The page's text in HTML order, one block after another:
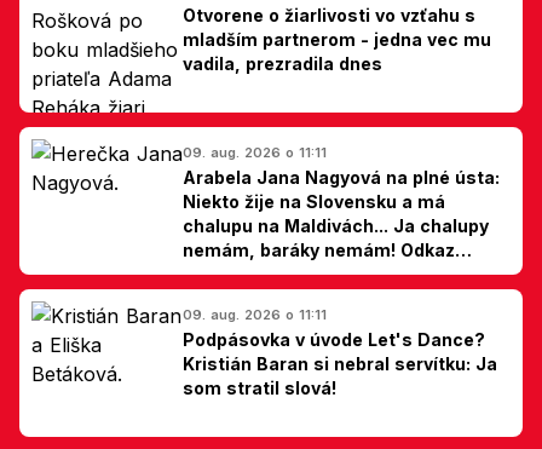
Otvorene o žiarlivosti vo vzťahu s
mladším partnerom - jedna vec mu
vadila, prezradila dnes
09. aug. 2026 o 11:11
Arabela Jana Nagyová na plné ústa:
Niekto žije na Slovensku a má
chalupu na Maldivách... Ja chalupy
nemám, baráky nemám! Odkaz
Slovákom
09. aug. 2026 o 11:11
Podpásovka v úvode Let's Dance?
Kristián Baran si nebral servítku: Ja
som stratil slová!